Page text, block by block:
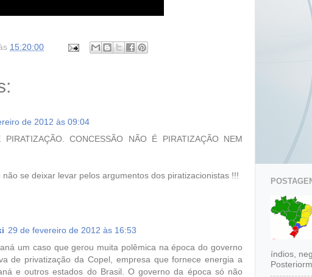
15:20:00
de 2012 às 09:04
CONCESSÃO NÃO É PIRATIZAÇÃO NEM
não se deixar levar pelos argumentos dos piratizacionistas !!!
29 de fevereiro de 2012 às 16:53
um caso que gerou muita polêmica na época do governo
de privatização da Copel, empresa que fornece energia a
e outros estados do Brasil. O governo da época só não
índios,